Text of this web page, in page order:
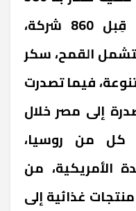
ألف طن، مستوردة من قِبل 860 شركة،
القمح، سكر
فيما تصدرت
إلى مصر خلال
كل من روسيا،
الأمريكية، من
صدّرت منتجات غذائية إلى